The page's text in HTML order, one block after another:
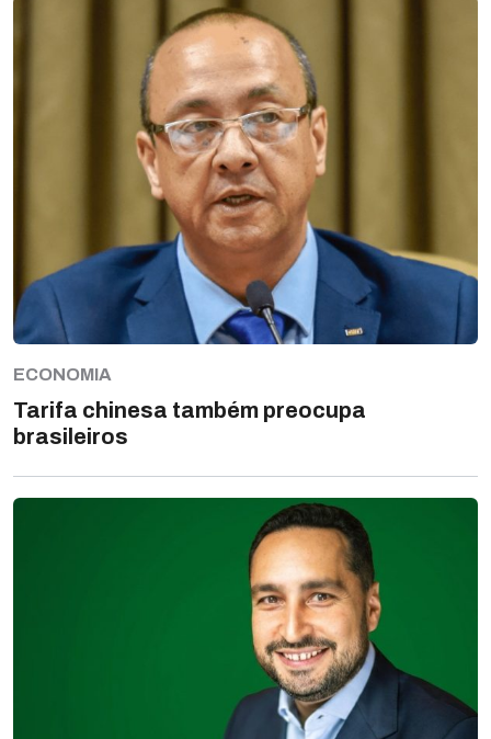
ECONOMIA
Tarifa chinesa também preocupa
brasileiros